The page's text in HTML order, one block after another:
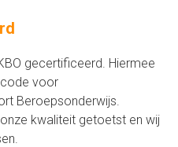
gecertificeerd. Hiermee
voor
Beroepsonderwijs.
kwaliteit getoetst en wij